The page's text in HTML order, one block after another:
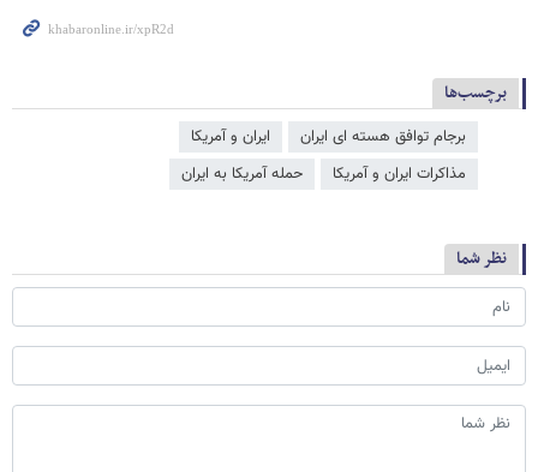
برچسب‌ها
برجام توافق هسته ای ایران
ایران و آمریکا
مذاکرات ایران و آمریکا
حمله آمریکا به ایران
نظر شما